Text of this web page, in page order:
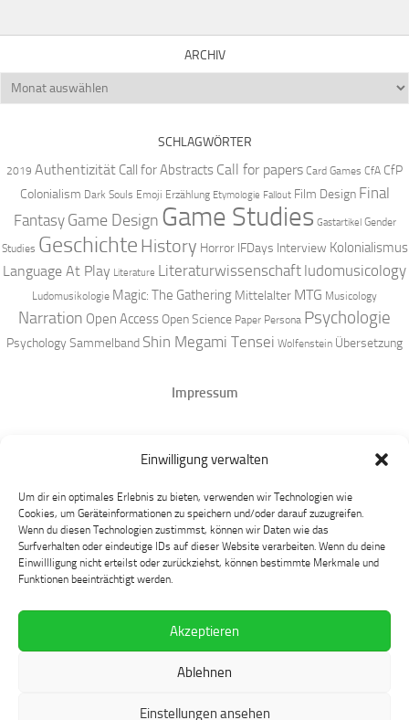
Einwilligung verwalten
Um dir ein optimales Erlebnis zu bieten, verwenden wir Technologien wie
Cookies, um Geräteinformationen zu speichern und/oder darauf zuzugreifen.
Wenn du diesen Technologien zustimmst, können wir Daten wie das
Surfverhalten oder eindeutige IDs auf dieser Website verarbeiten. Wenn du deine
Einwillligung nicht erteilst oder zurückziehst, können bestimmte Merkmale und
Funktionen beeinträchtigt werden.
Akzeptieren
Ablehnen
Einstellungen ansehen
ARCHIV
Archiv
SCHLAGWÖRTER
2019 Authentizität Call for Abstracts Call for papers Card Games CfA CfP
Colonialism Dark Souls Emoji Erzählung Etymologie Fallout Film Design Final
Fantasy Game Design Game Studies Gastartikel Gender
Studies Geschichte History Horror IFDays Interview Kolonialismus
Language At Play Literature Literaturwissenschaft ludomusicology
Ludomusikologie Magic: The Gathering Mittelalter MTG Musicology
Narration Open Access Open Science Paper Persona Psychologie
PsychologySammelband Shin Megami Tensei Wolfenstein Übersetzung
Impressum
Mastodon